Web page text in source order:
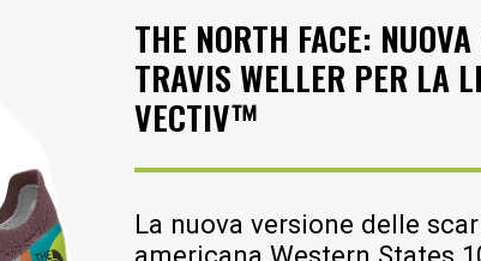
THE NORTH FACE:
TRAVIS WELLER PER LA
VECTIV™
La nuova versione delle
americana Western States